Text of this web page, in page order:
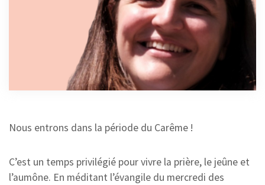
Nous entrons dans la période du Carême !
C’est un temps privilégié pour vivre la prière, le jeûne et
l’aumône. En méditant l’évangile du mercredi des